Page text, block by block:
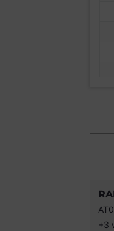
+3